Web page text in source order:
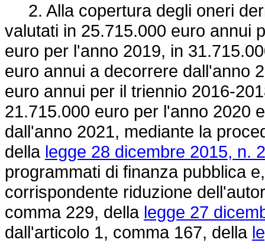
2. Alla copertura degli oneri
valutati in 25.715.000 euro annui
euro per l'anno 2019, in
euro annui a decorrere dall'anno
euro annui per il triennio 2016-
21.715.000 euro per l'anno 2020
dall'anno 2021, mediante la
della legge 28 dicembre 2015, n.
programmati di finanza pubblica
corrispondente riduzione
comma 229, della legge 27
dall'articolo 1, comma 167, della